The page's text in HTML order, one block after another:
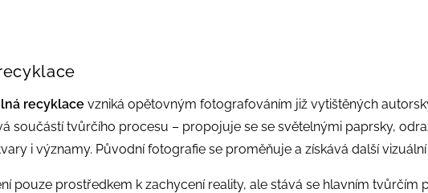
recyklace vzniká opětovným fotografováním již vytištěných
součástí tvůrčího procesu – propojuje se se světelnými paprsky,
i významy. Původní fotografie se proměňuje a získává další vizuální
pouze prostředkem k zachycení reality, ale stává se hlavním tvůrčím